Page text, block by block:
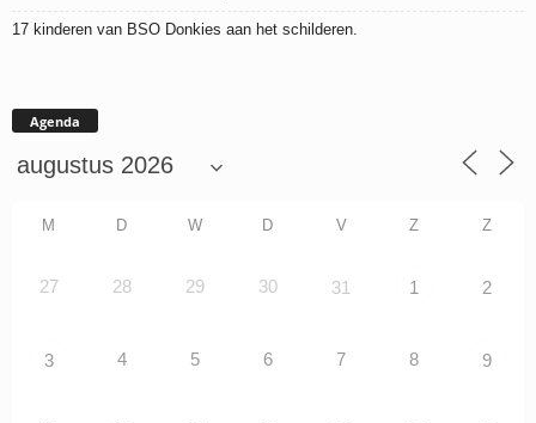
17 kinderen van BSO Donkies aan het schilderen.
Agenda
M D W D V Z Z
27 28 29 30 31 1 2
3 4 5 6 7 8 9